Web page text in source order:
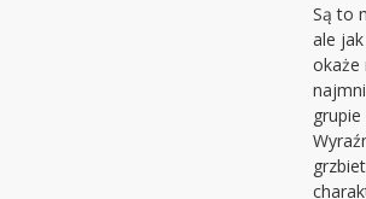
Są to
ale
okaże
grupie